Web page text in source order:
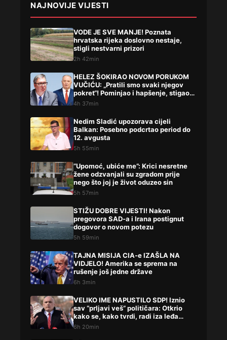
NAJNOVIJE VIJESTI
VODE JE SVE MANJE! Poznata
hrvatska rijeka doslovno nestaje,
stigli nestvarni prizori
2h 42min
HELEZ ŠOKIRAO NOVOM PORUKOM
VUČIĆU: „Pratili smo svaki njegov
pokret“! Pominjao i hapšenje, stigao
žestok odgovor Brnabićeve
4h 37min
Nedim Sladić upozorava cijeli
Balkan: Posebno podcrtao period do
12. avgusta
5h 55min
“Upomoć, ubiće me”: Krici nesretne
žene odzvanjali su zgradom prije
nego što joj je život oduzeo sin
5h 57min
STIŽU DOBRE VIJESTI! Nakon
pregovora SAD-a i Irana postignut
dogovor o novom potezu
5h 59min
TAJNA MISIJA CIA-e IZAŠLA NA
VIDJELO! Amerika se sprema na
rušenje još jedne države
6h 3min
VELIKO IME NAPUSTILO SDP! Iznio
sav “prljavi veš” političara: Otkrio
kako se, kako tvrdi, radi iza leđa
građana
6h 20min